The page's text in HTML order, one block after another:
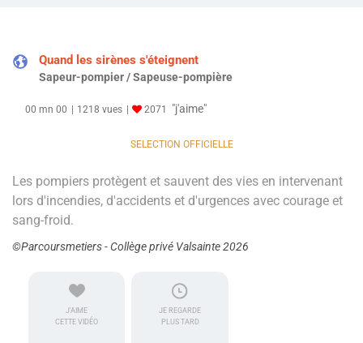
Quand les sirènes s'éteignent
Sapeur-pompier / Sapeuse-pompière
00 mn 00 1218 vues 2071 "j'aime"
SELECTION OFFICIELLE
Les pompiers protègent et sauvent des vies en intervenant
lors d'incendies, d'accidents et d'urgences avec courage et
sang-froid.
©Parcoursmetiers - Collège privé Valsainte 2026
J'AIME
CETTE VIDÉO
JE REGARDE
PLUS TARD